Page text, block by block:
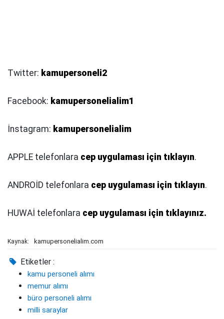
Twitter: kamupersoneli2
Facebook: kamupersonelialim1
İnstagram: kamupersonelialim
APPLE telefonlara cep uygulaması için tıklayın.
ANDROİD telefonlara cep uygulaması için tıklayın.
HUWAİ telefonlara cep uygulaması için tıklayınız.
Kaynak: kamupersonelialim.com
Etiketler :
kamu personeli alımı
memur alımı
büro personeli alımı
milli saraylar